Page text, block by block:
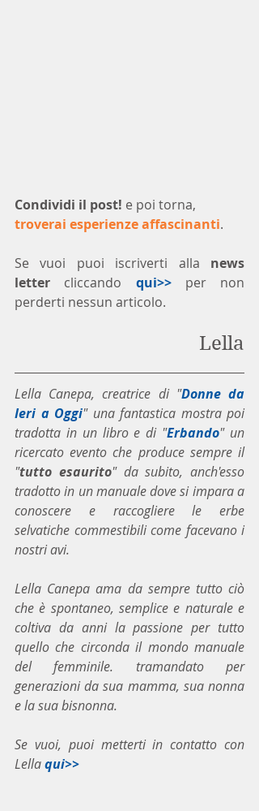
Condividi il post! e poi torna,
troverai esperienze affascinanti.
Se vuoi puoi iscriverti alla news
letter cliccando qui>> per non
perderti nessun articolo.
Lella
Lella Canepa, creatrice di "Donne da
Ieri a Oggi" una fantastica mostra poi
tradotta in un libro e di "Erbando" un
ricercato evento che produce sempre il
"tutto esaurito" da subito, anch'esso
tradotto in un manuale dove si impara a
conoscere e raccogliere le erbe
selvatiche commestibili come facevano i
nostri avi.
Lella Canepa ama da sempre tutto ciò
che è spontaneo, semplice e naturale e
coltiva da anni la passione per tutto
quello che circonda il mondo manuale
del femminile. tramandato per
generazioni da sua mamma, sua nonna
e la sua bisnonna.
Se vuoi, puoi metterti in contatto con
Lella qui>>